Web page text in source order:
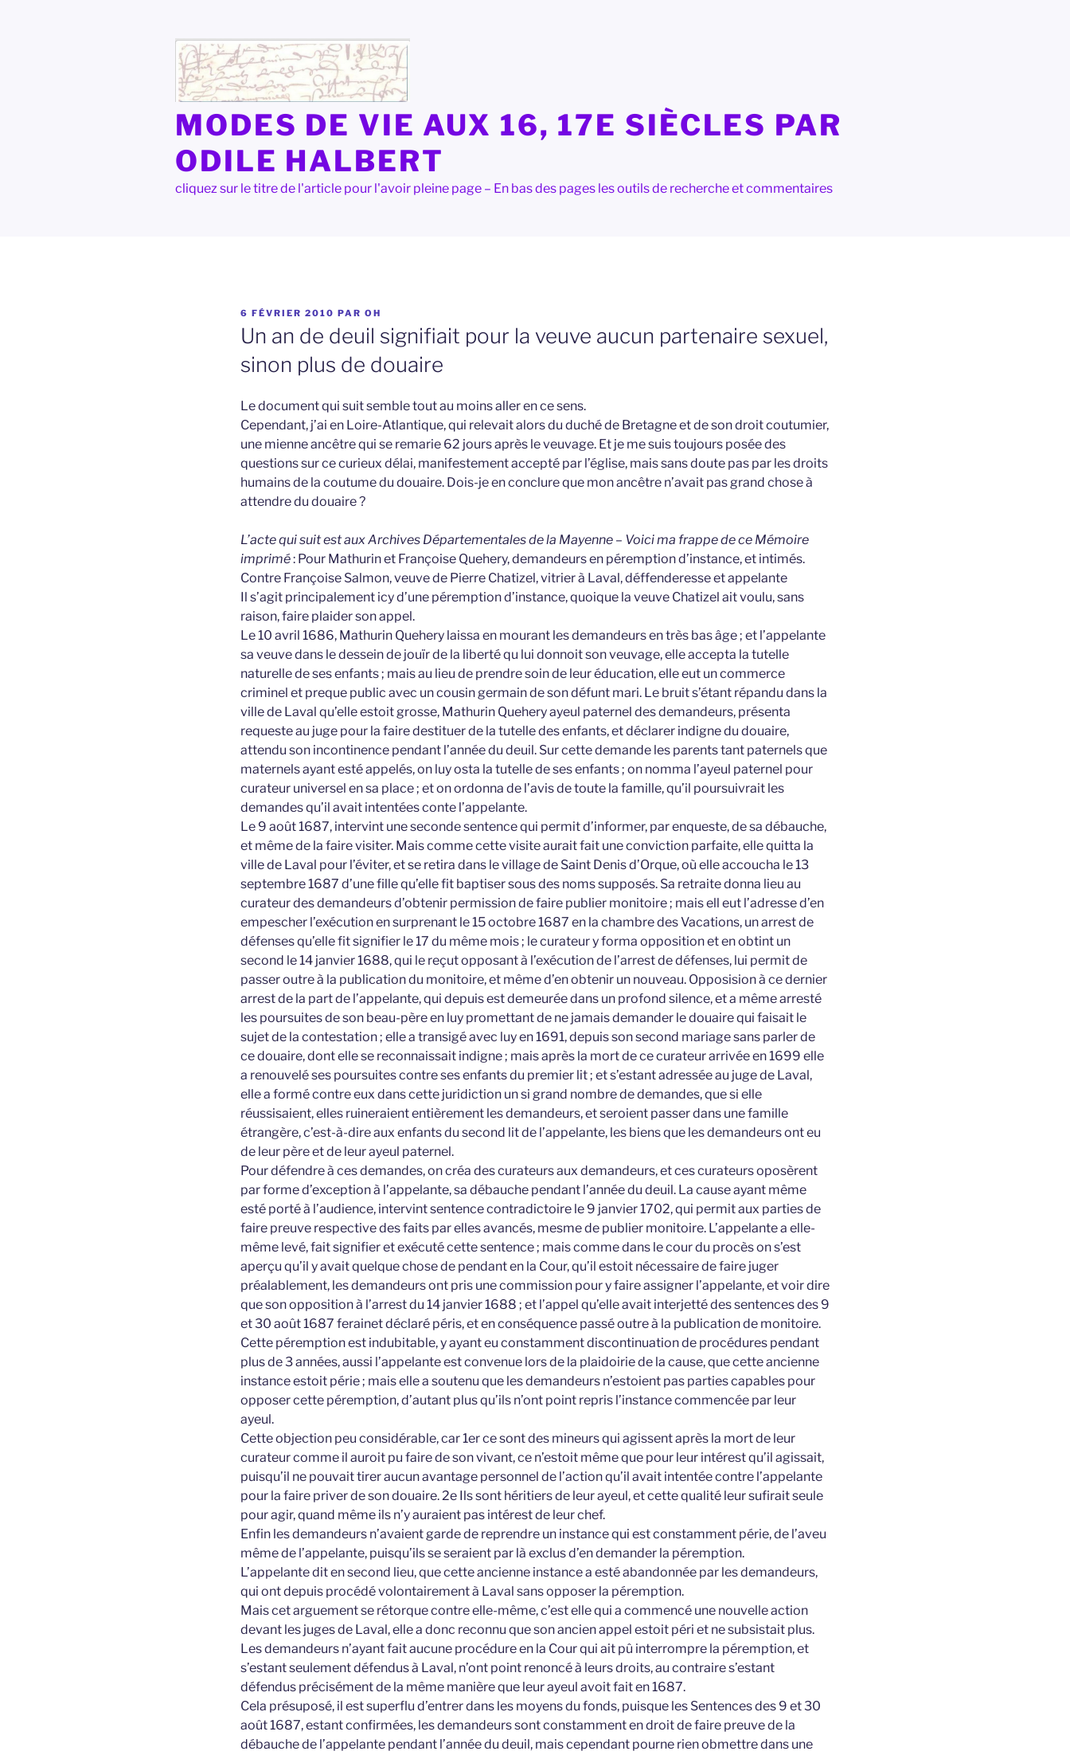
MODES DE VIE AUX 16, 17E SIÈCLES PAR
ODILE HALBERT
cliquez sur le titre de l'article pour l'avoir pleine page – En bas des pages les outils de recherche et commentaires
PUBLIÉ
LE
6 FÉVRIER 2010 PAR OH
Un an de deuil signifiait pour la veuve aucun partenaire sexuel,
sinon plus de douaire
Le document qui suit semble tout au moins aller en ce sens.
Cependant, j’ai en Loire-Atlantique, qui relevait alors du duché de Bretagne et de son droit coutumier,
une mienne ancêtre qui se remarie 62 jours après le veuvage. Et je me suis toujours posée des
questions sur ce curieux délai, manifestement accepté par l’église, mais sans doute pas par les droits
humains de la coutume du douaire. Dois-je en conclure que mon ancêtre n’avait pas grand chose à
attendre du douaire ?
L’acte qui suit est aux Archives Départementales de la Mayenne – Voici ma frappe de ce Mémoire
imprimé: Pour Mathurin et Françoise Quehery, demandeurs en péremption d’instance, et intimés.
Contre Françoise Salmon, veuve de Pierre Chatizel, vitrier à Laval, déffenderesse et appelante
Il s’agit principalement icy d’une péremption d’instance, quoique la veuve Chatizel ait voulu, sans
raison, faire plaider son appel.
Le 10 avril 1686, Mathurin Quehery laissa en mourant les demandeurs en très bas âge ; et l’appelante
sa veuve dans le dessein de jouïr de la liberté qu lui donnoit son veuvage, elle accepta la tutelle
naturelle de ses enfants ; mais au lieu de prendre soin de leur éducation, elle eut un commerce
criminel et preque public avec un cousin germain de son défunt mari. Le bruit s’étant répandu dans la
ville de Laval qu’elle estoit grosse, Mathurin Quehery ayeul paternel des demandeurs, présenta
requeste au juge pour la faire destituer de la tutelle des enfants, et déclarer indigne du douaire,
attendu son incontinence pendant l’année du deuil. Sur cette demande les parents tant paternels que
maternels ayant esté appelés, on luy osta la tutelle de ses enfants ; on nomma l’ayeul paternel pour
curateur universel en sa place ; et on ordonna de l’avis de toute la famille, qu’il poursuivrait les
demandes qu’il avait intentées conte l’appelante.
Le 9 août 1687, intervint une seconde sentence qui permit d’informer, par enqueste, de sa débauche,
et même de la faire visiter. Mais comme cette visite aurait fait une conviction parfaite, elle quitta la
ville de Laval pour l’éviter, et se retira dans le village de Saint Denis d’Orque, où elle accoucha le 13
septembre 1687 d’une fille qu’elle fit baptiser sous des noms supposés. Sa retraite donna lieu au
curateur des demandeurs d’obtenir permission de faire publier monitoire ; mais ell eut l’adresse d’en
empescher l’exécution en surprenant le 15 octobre 1687 en la chambre des Vacations, un arrest de
défenses qu’elle fit signifier le 17 du même mois ; le curateur y forma opposition et en obtint un
second le 14 janvier 1688, qui le reçut opposant à l’exécution de l’arrest de défenses, lui permit de
passer outre à la publication du monitoire, et même d’en obtenir un nouveau. Opposision à ce dernier
arrest de la part de l’appelante, qui depuis est demeurée dans un profond silence, et a même arresté
les poursuites de son beau-père en luy promettant de ne jamais demander le douaire qui faisait le
sujet de la contestation ; elle a transigé avec luy en 1691, depuis son second mariage sans parler de
ce douaire, dont elle se reconnaissait indigne ; mais après la mort de ce curateur arrivée en 1699 elle
a renouvelé ses poursuites contre ses enfants du premier lit ; et s’estant adressée au juge de Laval,
elle a formé contre eux dans cette juridiction un si grand nombre de demandes, que si elle
réussisaient, elles ruineraient entièrement les demandeurs, et seroient passer dans une famille
étrangère, c’est-à-dire aux enfants du second lit de l’appelante, les biens que les demandeurs ont eu
de leur père et de leur ayeul paternel.
Pour défendre à ces demandes, on créa des curateurs aux demandeurs, et ces curateurs oposèrent
par forme d’exception à l’appelante, sa débauche pendant l’année du deuil. La cause ayant même
esté porté à l’audience, intervint sentence contradictoire le 9 janvier 1702, qui permit aux parties de
faire preuve respective des faits par elles avancés, mesme de publier monitoire. L’appelante a elle-
même levé, fait signifier et exécuté cette sentence ; mais comme dans le cour du procès on s’est
aperçu qu’il y avait quelque chose de pendant en la Cour, qu’il estoit nécessaire de faire juger
préalablement, les demandeurs ont pris une commission pour y faire assigner l’appelante, et voir dire
que son opposition à l’arrest du 14 janvier 1688 ; et l’appel qu’elle avait interjetté des sentences des 9
et 30 août 1687 ferainet déclaré péris, et en conséquence passé outre à la publication de monitoire.
Cette péremption est indubitable, y ayant eu constamment discontinuation de procédures pendant
plus de 3 années, aussi l’appelante est convenue lors de la plaidoirie de la cause, que cette ancienne
instance estoit périe ; mais elle a soutenu que les demandeurs n’estoient pas parties capables pour
opposer cette péremption, d’autant plus qu’ils n’ont point repris l’instance commencée par leur
ayeul.
Cette objection peu considérable, car 1er ce sont des mineurs qui agissent après la mort de leur
curateur comme il auroit pu faire de son vivant, ce n’estoit même que pour leur intérest qu’il agissait,
puisqu’il ne pouvait tirer aucun avantage personnel de l’action qu’il avait intentée contre l’appelante
pour la faire priver de son douaire. 2e Ils sont héritiers de leur ayeul, et cette qualité leur sufirait seule
pour agir, quand même ils n’y auraient pas intérest de leur chef.
Enfin les demandeurs n’avaient garde de reprendre un instance qui est constamment périe, de l’aveu
même de l’appelante, puisqu’ils se seraient par là exclus d’en demander la péremption.
L’appelante dit en second lieu, que cette ancienne instance a esté abandonnée par les demandeurs,
qui ont depuis procédé volontairement à Laval sans opposer la péremption.
Mais cet arguement se rétorque contre elle-même, c’est elle qui a commencé une nouvelle action
devant les juges de Laval, elle a donc reconnu que son ancien appel estoit péri et ne subsistait plus.
Les demandeurs n’ayant fait aucune procédure en la Cour qui ait pû interrompre la péremption, et
s’estant seulement défendus à Laval, n’ont point renoncé à leurs droits, au contraire s’estant
défendus précisément de la même manière que leur ayeul avoit fait en 1687.
Cela présuposé, il est superflu d’entrer dans les moyens du fonds, puisque les Sentences des 9 et 30
août 1687, estant confirmées, les demandeurs sont constamment en droit de faire preuve de la
débauche de l’appelante pendant l’année du deuil, mais cependant pourne rien obmettre dans une